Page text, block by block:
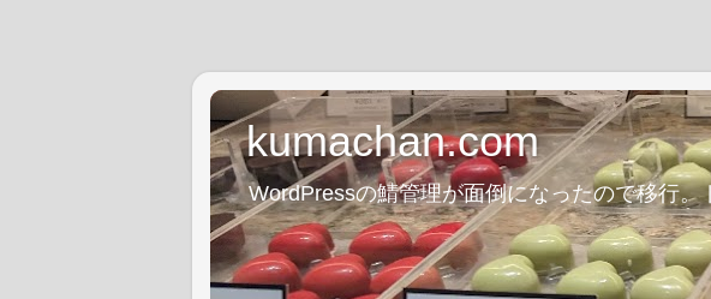
kumachan.com
WordPressの鯖管理が面倒になったので移行